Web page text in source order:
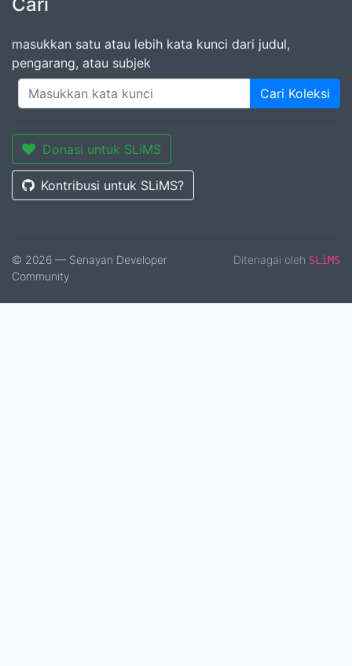
masukkan satu atau lebih kata kunci dari judul,
pengarang, atau subjek
Cari Koleksi
Donasi untuk SLiMS
Kontribusi untuk SLiMS?
© 2026 — Senayan Developer
Community
Ditenagai oleh SLiMS